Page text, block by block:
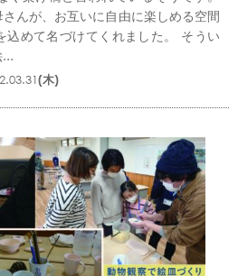
んが、お互いに自由に楽しめる空間
込めて名づけてくれました。 そうい
(木)